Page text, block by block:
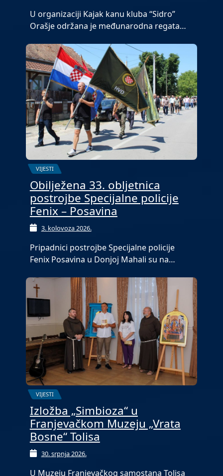
U organizaciji Kajak kanu kluba “Sidro”
Orašje održana je međunarodna regata…
VIJESTI
Obilježena 33. obljetnica
postrojbe Specijalne policije
Fenix – Posavina
3. kolovoza 2026.
Pripadnici postrojbe Specijalne policije
Fenix Posavina u Donjoj Mahali su na…
VIJESTI
Izložba „Simbioza“ u
Franjevačkom Muzeju „Vrata
Bosne“ Tolisa
30. srpnja 2026.
U Muzeju Franjevačkog samostana Tolisa